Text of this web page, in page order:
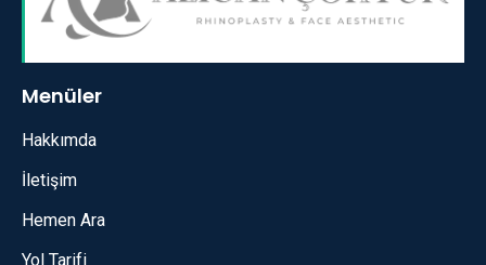
Menüler
Hakkımda
İletişim
Hemen Ara
Yol Tarifi